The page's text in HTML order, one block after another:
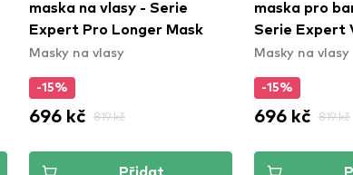
maska na vlasy - Serie
Expert Pro Longer Mask
Masky na vlasy
-15%
696 kč 819 kč
maska pro
Serie Expert
Mask
Masky na vlasy
-15%
696 kč 819 kč